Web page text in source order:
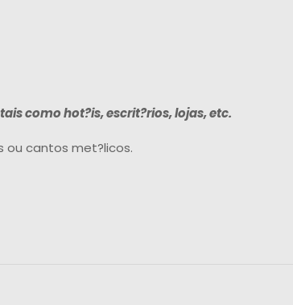
como hot?is, escrit?rios, lojas, etc.
ou cantos met?licos.